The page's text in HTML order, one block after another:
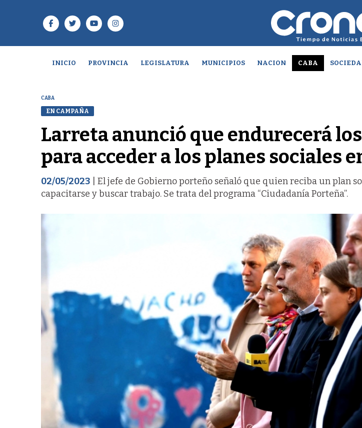
INICIO PROVINCIA LEGISLATURA MUNICIPIOS NACION CABA
CABA
EN CAMPAÑA
Larreta anunció que endurecerá
para acceder a los planes sociales
02/05/2023 | El jefe de Gobierno porteño señaló que quien reciba un plan
capacitarse y buscar trabajo. Se trata del programa “Ciudadanía Porteña”.